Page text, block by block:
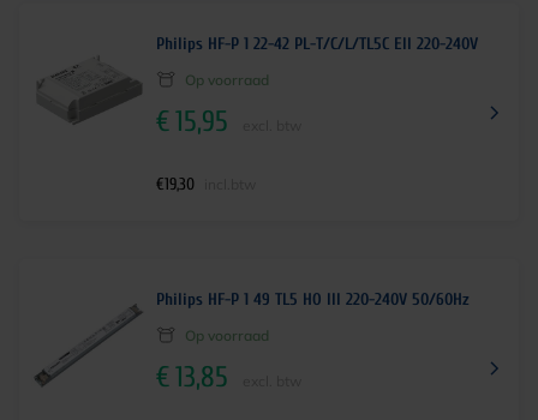
Philips HF-P 1 22-42 PL-T/C/L/TL5C EII 220-240V
Op voorraad
€15,95
€19,30
Philips HF-P 1 49 TL5 HO III 220-240V 50/60Hz
Op voorraad
€13,85